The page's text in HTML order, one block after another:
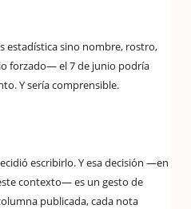
estadística sino nombre, rostro,
forzado— el 7 de junio podría
Y sería comprensible.
escribirlo. Y esa decisión —en
contexto— es un gesto de
publicada, cada nota